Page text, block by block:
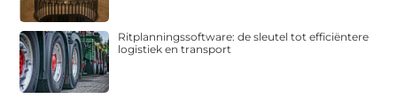
Ritplanningssoftware: de sleutel tot efficiëntere
logistiek en transport